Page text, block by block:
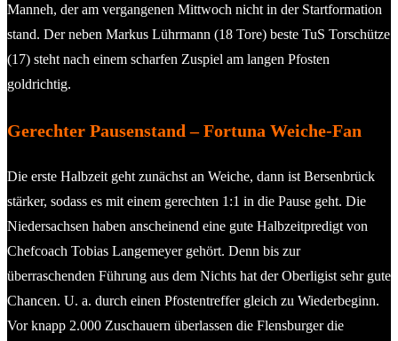
Manneh, der am vergangenen Mittwoch nicht in der Startformation
stand. Der neben Markus Lührmann (18 Tore) beste TuS Torschütze
(17) steht nach einem scharfen Zuspiel am langen Pfosten
goldrichtig.
Gerechter Pausenstand – Fortuna Weiche-Fan
Die erste Halbzeit geht zunächst an Weiche, dann ist Bersenbrück
stärker, sodass es mit einem gerechten 1:1 in die Pause geht. Die
Niedersachsen haben anscheinend eine gute Halbzeitpredigt von
Chefcoach Tobias Langemeyer gehört. Denn bis zur
überraschenden Führung aus dem Nichts hat der Oberligist sehr gute
Chancen. U. a. durch einen Pfostentreffer gleich zu Wiederbeginn.
Vor knapp 2.000 Zuschauern überlassen die Flensburger die